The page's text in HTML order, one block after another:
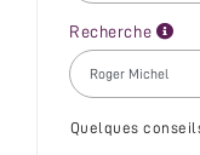
Recherche
Quelques